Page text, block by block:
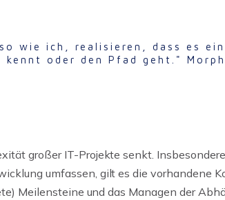
wie ich, realisieren, dass es
kennt oder den Pfad geht."
großer IT-Projekte senkt.
umfassen, gilt es die vorhandene
Meilensteine und das Managen der